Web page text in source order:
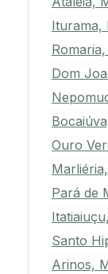
Iturama,
Dom
Ouro
Pará de
Santo
Arinos,